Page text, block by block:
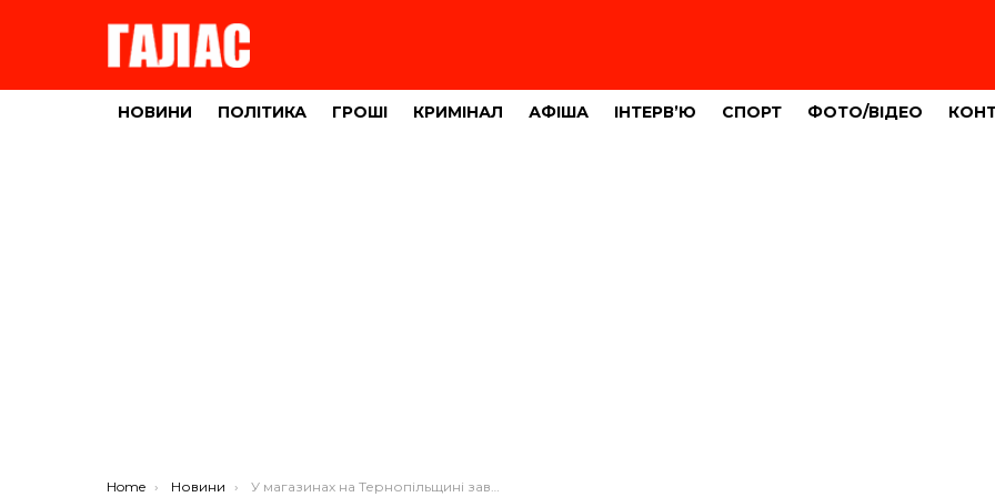
НОВИНИ ПОЛІТИКА ГРОШІ КРИМІНАЛ АФІША ІНТЕРВ’Ю СПОРТ ФОТО/ВІДЕО
You are here:
Home Новини У магазинах на Тернопільщині завищують ціни на товари соціального значення